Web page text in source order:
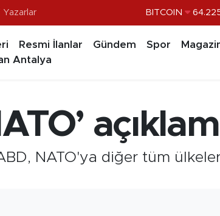
Yazarlar BITCOIN
BİST100
Resmi İlanlar Gündem Spor
Antalya
NATO'ya diğer tüm